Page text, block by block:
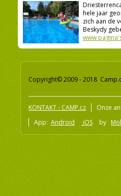
hele jaar
zich aan de
Beskydy
www
Copyright© 2009 - 2018
KONTAKT - CAMP.cz Onze
App: Android iOS by